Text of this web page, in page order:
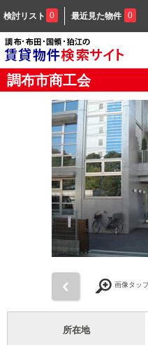
検討リスト 0 最近見た物件 0
調布市商工会
画像タッ
所在地